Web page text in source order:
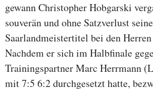
gewann Christopher Hobgarski
souverän und ohne Satzverlust
Saarlandmeistertitel bei den
Nachdem er sich im Halbfinale
Trainingspartner Marc Herrmann
mit 7:5 6:2 durchgesetzt hatte,